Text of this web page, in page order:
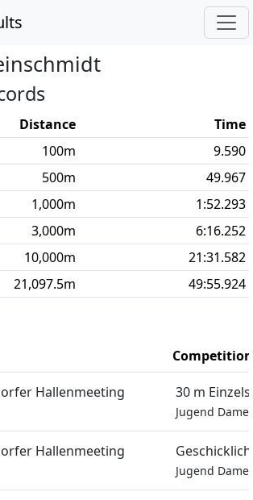
Distance
Time
100m
9.590
500m
49.967
1,000m
1:52.293
3,000m
6:16.252
10,000m
21:31.582
21,097.5m 49:55.924
Competition
Hallenmeeting 30 m
Jugend
Hallenmeeting
Jugend